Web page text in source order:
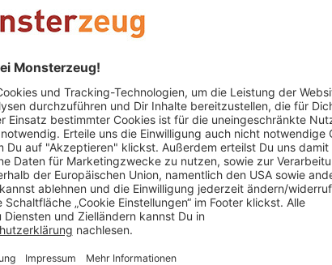
Geschenk für
Deinen Mann,
sorge für
ein
Gedanken an
Geschenk zu
Biergeschenke
Keine Bewertungen gefunden. Geh voran und teil